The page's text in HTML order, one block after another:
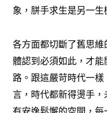
象，胼手求生是另一生
各方面都切斷了舊思
體認到必須如此，才
路。跟這嚴苛時代一
言，時代都新得燙手